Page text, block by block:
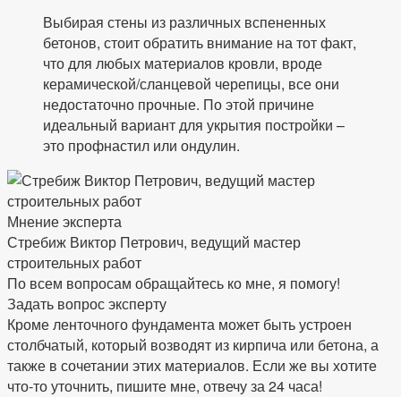
Выбирая стены из различных вспененных
бетонов, стоит обратить внимание на тот факт,
что для любых материалов кровли, вроде
керамической/сланцевой черепицы, все они
недостаточно прочные. По этой причине
идеальный вариант для укрытия постройки –
это профнастил или ондулин.
Мнение эксперта
Стребиж Виктор Петрович, ведущий мастер
строительных работ
По всем вопросам обращайтесь ко мне, я помогу!
Задать вопрос эксперту
Кроме ленточного фундамента может быть устроен
столбчатый, который возводят из кирпича или бетона, а
также в сочетании этих материалов. Если же вы хотите
что-то уточнить, пишите мне, отвечу за 24 часа!